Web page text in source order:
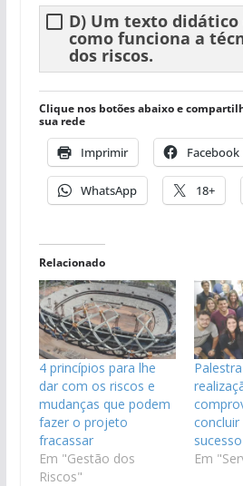
D) Um texto didático
como funciona a
dos riscos.
Clique nos botões abaixo e
sua rede
Imprimir Facebook
WhatsApp 18+
Relacionado
4 princípios para lhe
dar com os riscos e
mudanças que podem
fazer o projeto
fracassar
Em "Gestão dos
Riscos"
sucesso
Em